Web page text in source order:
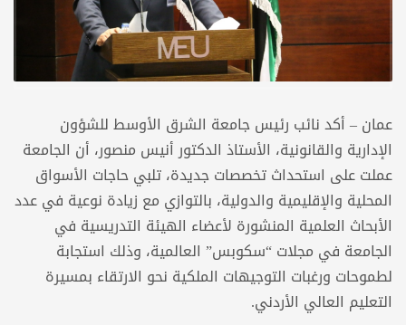
عمان – أكد نائب رئيس جامعة الشرق الأوسط للشؤون
الإدارية والقانونية، الأستاذ الدكتور أنيس منصور، أن الجامعة
عملت على استحداث تخصصات جديدة، تلبي حاجات الأسواق
المحلية والإقليمية والدولية، بالتوازي مع زيادة نوعية في عدد
الأبحاث العلمية المنشورة لأعضاء الهيئة التدريسية في
الجامعة في مجلات “سكوبس” العالمية، وذلك استجابة
لطموحات ورغبات التوجيهات الملكية نحو الارتقاء بمسيرة
التعليم العالي الأردني.